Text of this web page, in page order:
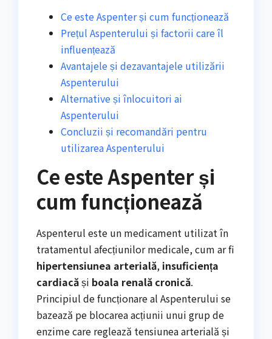
Ce este Aspenter și cum funcționează
Prețul Aspenterului și factorii care îl
influențează
Avantajele și dezavantajele utilizării
Aspenterului
Alternative și înlocuitori ai
Aspenterului
Concluzii și recomandări pentru
utilizarea Aspenterului
Ce este Aspenter și
cum funcționează
Aspenterul este un medicament utilizat în
tratamentul afecțiunilor medicale, cum ar fi
hipertensiunea arterială, insuficiența
cardiacăși boala renală cronică.
Principiul de funcționare al Aspenterului se
bazează pe blocarea acțiunii unui grup de
enzime care reglează tensiunea arterială și